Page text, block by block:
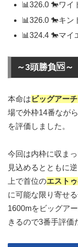
📊326.0 🐎ワイ
📊326.0 🐎キン
📊324.4 🐎マイ
～3頭勝負🆚
本命は ビッグアー
場で外枠14番なが
を評価しました。
今回は内枠に収ま
見込めるとともに
上で首位のエスト
に可能な限り寄せ
1600mをビッグア
きるので3番手評価